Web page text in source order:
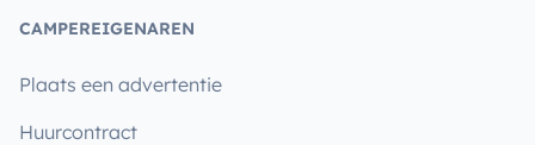
CAMPEREIGENAREN
Plaats een advertentie
Huurcontract